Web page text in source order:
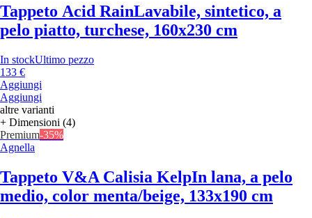
Tappeto Acid RainLavabile, sintetico, a
pelo piatto, turchese, 160x230 cm
In stockUltimo pezzo
133 €
Aggiungi
Aggiungi
altre varianti
+ Dimensioni (4)
Premium-35%
Agnella
Tappeto V&A Calisia KelpIn lana, a pelo
medio, color menta/beige, 133x190 cm